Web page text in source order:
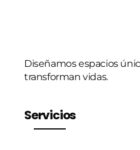
Diseñamos espacios
transforman vidas.
Servicios